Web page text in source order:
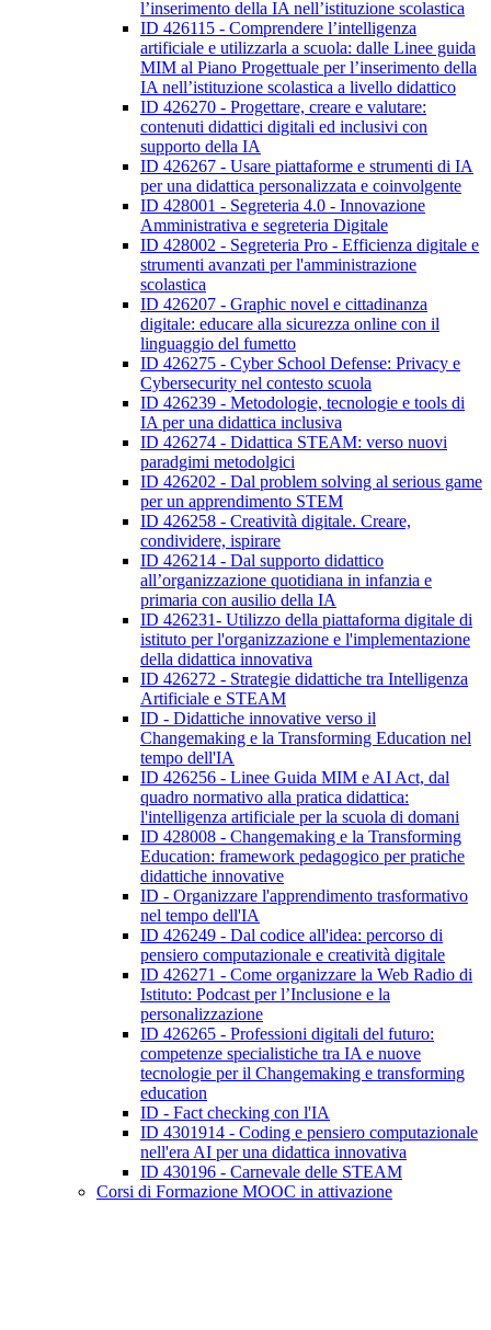
l’inserimento della IA nell’istituzione scolastica
ID 426115 - Comprendere l’intelligenza
artificiale e utilizzarla a scuola: dalle Linee guida
MIM al Piano Progettuale per l’inserimento della
IA nell’istituzione scolastica a livello didattico
ID 426270 - Progettare, creare e valutare:
contenuti didattici digitali ed inclusivi con
supporto della IA
ID 426267 - Usare piattaforme e strumenti di IA
per una didattica personalizzata e coinvolgente
ID 428001 - Segreteria 4.0 - Innovazione
Amministrativa e segreteria Digitale
ID 428002 - Segreteria Pro - Efficienza digitale e
strumenti avanzati per l'amministrazione
scolastica
ID 426207 - Graphic novel e cittadinanza
digitale: educare alla sicurezza online con il
linguaggio del fumetto
ID 426275 - Cyber School Defense: Privacy e
Cybersecurity nel contesto scuola
ID 426239 - Metodologie, tecnologie e tools di
IA per una didattica inclusiva
ID 426274 - Didattica STEAM: verso nuovi
paradgimi metodolgici
ID 426202 - Dal problem solving al serious game
per un apprendimento STEM
ID 426258 - Creatività digitale. Creare,
condividere, ispirare
ID 426214 - Dal supporto didattico
all’organizzazione quotidiana in infanzia e
primaria con ausilio della IA
ID 426231- Utilizzo della piattaforma digitale di
istituto per l'organizzazione e l'implementazione
della didattica innovativa
ID 426272 - Strategie didattiche tra Intelligenza
Artificiale e STEAM
ID - Didattiche innovative verso il
Changemaking e la Transforming Education nel
tempo dell'IA
ID 426256 - Linee Guida MIM e AI Act, dal
quadro normativo alla pratica didattica:
l'intelligenza artificiale per la scuola di domani
ID 428008 - Changemaking e la Transforming
Education: framework pedagogico per pratiche
didattiche innovative
ID - Organizzare l'apprendimento trasformativo
nel tempo dell'IA
ID 426249 - Dal codice all'idea: percorso di
pensiero computazionale e creatività digitale
ID 426271 - Come organizzare la Web Radio di
Istituto: Podcast per l’Inclusione e la
personalizzazione
ID 426265 - Professioni digitali del futuro:
competenze specialistiche tra IA e nuove
tecnologie per il Changemaking e transforming
education
ID - Fact checking con l'IA
ID 4301914 - Coding e pensiero computazionale
nell'era AI per una didattica innovativa
ID 430196 - Carnevale delle STEAM
Corsi di Formazione MOOC in attivazione